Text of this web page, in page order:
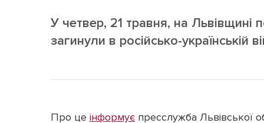
У четвер, 21 травня, на Львівщині
загинули в російсько-українській
Про це інформує пресслужба Львівської